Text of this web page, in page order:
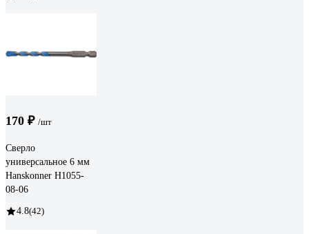
170 ₽ /шт
Сверло
универсальное 6 мм
Hanskonner H1055-
08-06
4.8(42)